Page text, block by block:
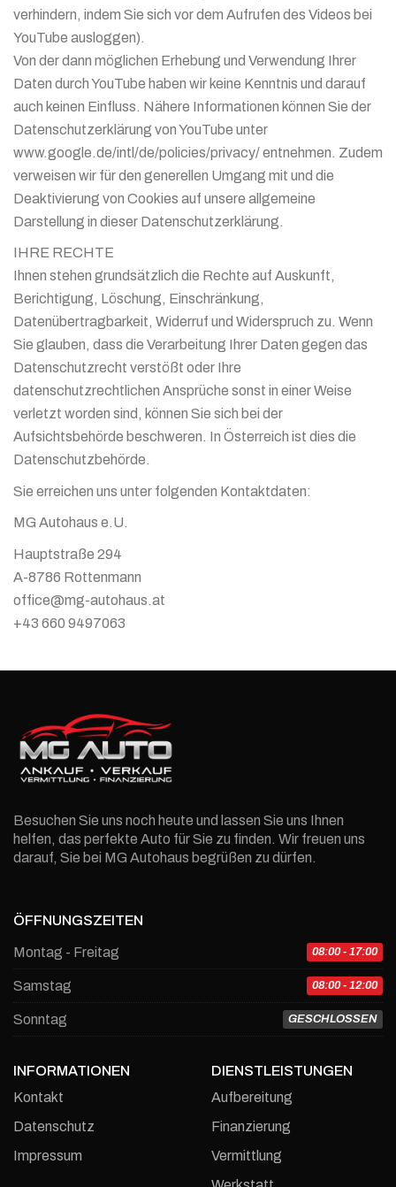
verhindern, indem Sie sich vor dem Aufrufen des Videos bei
YouTube ausloggen).
Von der dann möglichen Erhebung und Verwendung Ihrer
Daten durch YouTube haben wir keine Kenntnis und darauf
auch keinen Einfluss. Nähere Informationen können Sie der
Datenschutzerklärung von YouTube unter
www.google.de/intl/de/policies/privacy/ entnehmen. Zudem
verweisen wir für den generellen Umgang mit und die
Deaktivierung von Cookies auf unsere allgemeine
Darstellung in dieser Datenschutzerklärung.
IHRE RECHTE
Ihnen stehen grundsätzlich die Rechte auf Auskunft,
Berichtigung, Löschung, Einschränkung,
Datenübertragbarkeit, Widerruf und Widerspruch zu. Wenn
Sie glauben, dass die Verarbeitung Ihrer Daten gegen das
Datenschutzrecht verstößt oder Ihre
datenschutzrechtlichen Ansprüche sonst in einer Weise
verletzt worden sind, können Sie sich bei der
Aufsichtsbehörde beschweren. In Österreich ist dies die
Datenschutzbehörde.
Sie erreichen uns unter folgenden Kontaktdaten:
MG Autohaus e.U.
Hauptstraße 294
A-8786 Rottenmann
office@mg-autohaus.at
+43 660 9497063
Besuchen Sie uns noch heute und lassen Sie uns Ihnen
helfen, das perfekte Auto für Sie zu finden. Wir freuen uns
darauf, Sie bei MG Autohaus begrüßen zu dürfen.
ÖFFNUNGSZEITEN
Montag - Freitag 08:00 - 17:00
Samstag 08:00 - 12:00
Sonntag GESCHLOSSEN
INFORMATIONEN
Kontakt
Datenschutz
Impressum
DIENSTLEISTUNGEN
Aufbereitung
Finanzierung
Vermittlung